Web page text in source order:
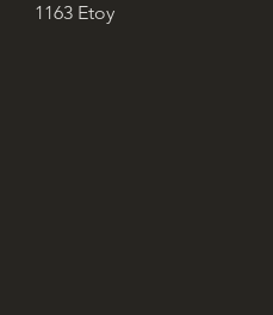
1163 Etoy